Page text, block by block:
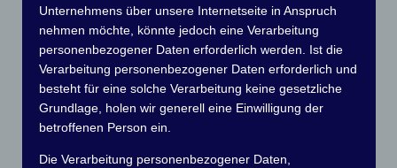
Unternehmens über unsere Internetseite in Anspruch
nehmen möchte, könnte jedoch eine Verarbeitung
personenbezogener Daten erforderlich werden. Ist die
Verarbeitung personenbezogener Daten erforderlich und
besteht für eine solche Verarbeitung keine gesetzliche
Grundlage, holen wir generell eine Einwilligung der
betroffenen Person ein.
Die Verarbeitung personenbezogener Daten,